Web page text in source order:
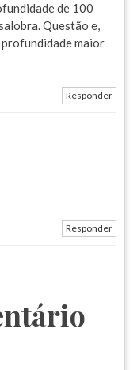
de 100
Questão e,
profundidade maior
Responder
Responder